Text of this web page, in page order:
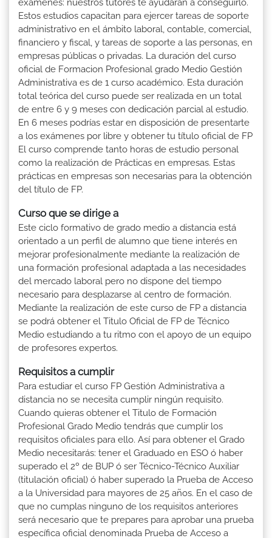
exámenes: nuestros tutores te ayudarán a conseguirlo.
Estos estudios capacitan para ejercer tareas de soporte
administrativo en el ámbito laboral, contable, comercial,
financiero y fiscal, y tareas de soporte a las personas, en
empresas públicas o privadas. La duración del curso
oficial de Formacion Profesional grado Medio Gestión
Administrativa es de 1 curso académico. Esta duración
total teórica del curso puede ser realizada en un total
de entre 6 y 9 meses con dedicación parcial al estudio.
En 6 meses podrías estar en disposición de presentarte
a los exámenes por libre y obtener tu título oficial de FP
El curso comprende tanto horas de estudio personal
como la realización de Prácticas en empresas. Estas
prácticas en empresas son necesarias para la obtención
del título de FP.
Curso que se dirige a
Este ciclo formativo de grado medio a distancia está
orientado a un perfil de alumno que tiene interés en
mejorar profesionalmente mediante la realización de
una formación profesional adaptada a las necesidades
del mercado laboral pero no dispone del tiempo
necesario para desplazarse al centro de formación.
Mediante la realización de este curso de FP a distancia
se podrá obtener el Titulo Oficial de FP de Técnico
Medio estudiando a tu ritmo con el apoyo de un equipo
de profesores expertos.
Requisitos a cumplir
Para estudiar el curso FP Gestión Administrativa a
distancia no se necesita cumplir ningún requisito.
Cuando quieras obtener el Titulo de Formación
Profesional Grado Medio tendrás que cumplir los
requisitos oficiales para ello. Así para obtener el Grado
Medio necesitarás: tener el Graduado en ESO ó haber
superado el 2º de BUP ó ser Técnico-Técnico Auxiliar
(titulación oficial) ó haber superado la Prueba de Acceso
a la Universidad para mayores de 25 años. En el caso de
que no cumplas ninguno de los requisitos anteriores
será necesario que te prepares para aprobar una prueba
específica oficial denominada Prueba de Acceso a